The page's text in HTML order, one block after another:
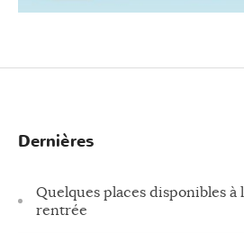
Dernières
Quelques places disponibles à
rentrée